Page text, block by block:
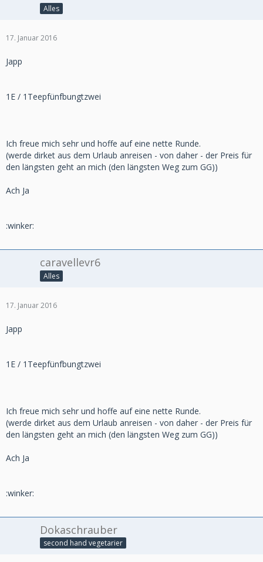
Alles
17. Januar 2016
Japp
1E / 1Teepfünfbungtzwei
Ich freue mich sehr und hoffe auf eine nette Runde.
(werde dirket aus dem Urlaub anreisen - von daher - der Preis für
den längsten geht an mich (den längsten Weg zum GG))
Ach Ja
:winker:
caravellevr6
Alles
17. Januar 2016
Japp
1E / 1Teepfünfbungtzwei
Ich freue mich sehr und hoffe auf eine nette Runde.
(werde dirket aus dem Urlaub anreisen - von daher - der Preis für
den längsten geht an mich (den längsten Weg zum GG))
Ach Ja
:winker:
Dokaschrauber
second hand vegetarier